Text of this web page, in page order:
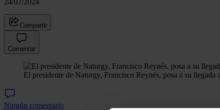
Compartir
Comentar
El presidente de Naturgy, Francisco Reynés, posa a su llegada
Ningún comentario